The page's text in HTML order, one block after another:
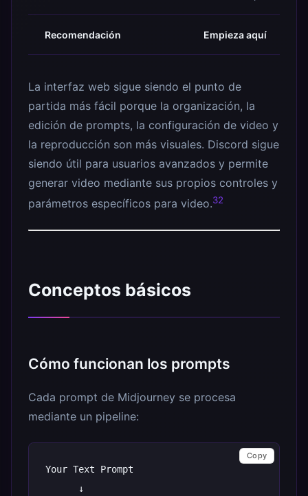
Recomendación Empieza aquí
La interfaz web sigue siendo el punto de
partida más fácil porque la organización, la
edición de prompts, la configuración de video y
la reproducción son más visuales. Discord sigue
siendo útil para usuarios avanzados y permite
generar video mediante sus propios controles y
parámetros específicos para video.32
Conceptos básicos
Cómo funcionan los prompts
Cada prompt de Midjourney se procesa
mediante un pipeline:
Your Text
Prompt
↓
Copy